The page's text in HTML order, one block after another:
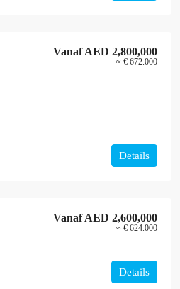
VanafAED 2,800,000
≈ € 672.000
Details
VanafAED 2,600,000
≈ € 624.000
Details